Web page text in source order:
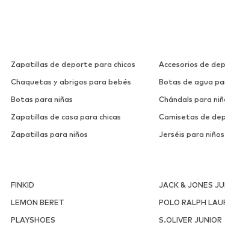
Zapatillas de deporte para chicos Accesorios de
Chaquetas y abrigos para bebés Botas de agua
Botas para niñas Chándals para
Zapatillas de casa para chicas Camisetas de
Zapatillas para niños Jerséis para niños
FINKID JACK & JONES
LEMON BERET POLO RALPH
PLAYSHOES S.OLIVER JUNIOR